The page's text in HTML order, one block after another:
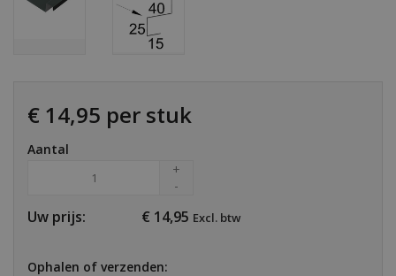
€ 14,95 per stuk
Aantal
+
-
Uw prijs: € 14,95 Excl. btw
Ophalen of verzenden: